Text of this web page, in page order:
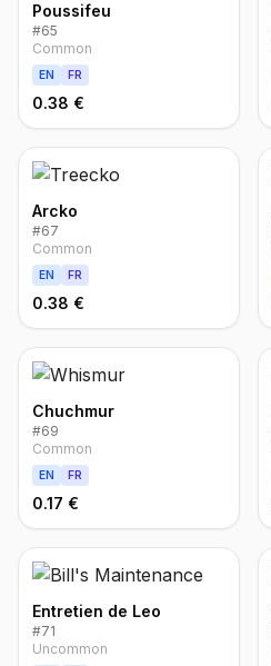
Poussifeu
#65
Common
EN FR
0.38 €
Arcko
#67
Common
EN FR
0.38 €
Chuchmur
#69
Common
EN FR
0.17 €
Entretien de Leo
#71
Uncommon